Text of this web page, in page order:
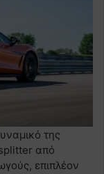
της
από
επιπλέον